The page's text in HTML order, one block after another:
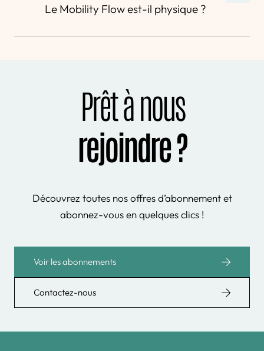
Le Mobility Flow est-il physique ?
Prêt à nous
rejoindre ?
Découvrez toutes nos offres d’abonnement et
abonnez-vous en quelques clics !
Voir les abonnements
Contactez-nous